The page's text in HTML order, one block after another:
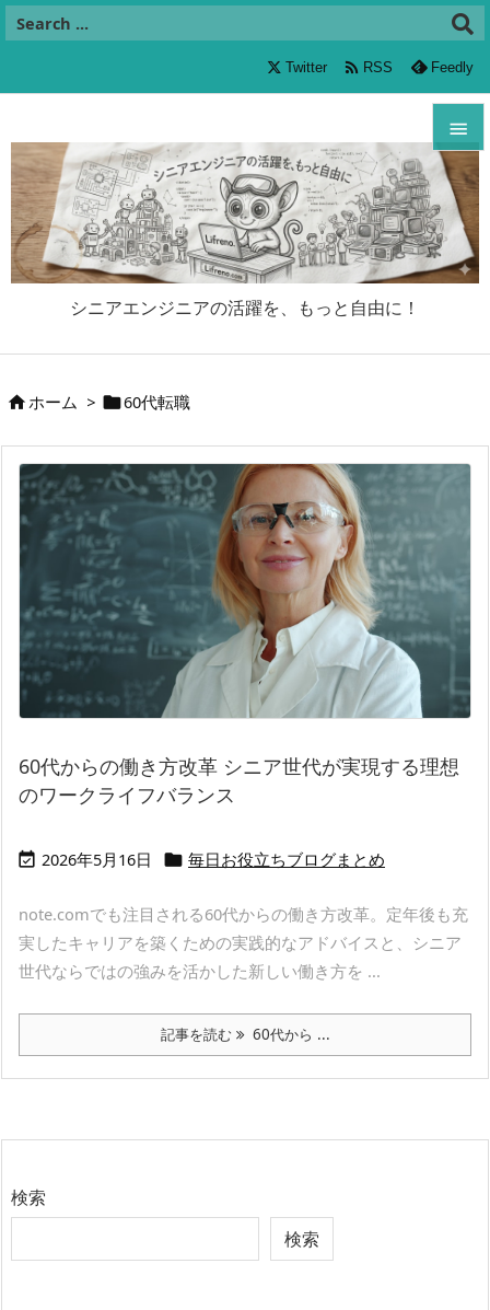
シニアエンジニアの活躍を、もっと自由に！


メニュ

サイド

検索
Twitter  RSS Feedly
ホーム > 60代転職
60代からの働き方改革 シニア世代が実現する理想
のワークライフバランス
 2026年5月16日  毎日お役立ちブログまとめ
note.comでも注目される60代からの働き方改革。定年後も充
実したキャリアを築くための実践的なアドバイスと、シニア
世代ならではの強みを活かした新しい働き方を ...
記事を読む 60代から ...
検索
検索